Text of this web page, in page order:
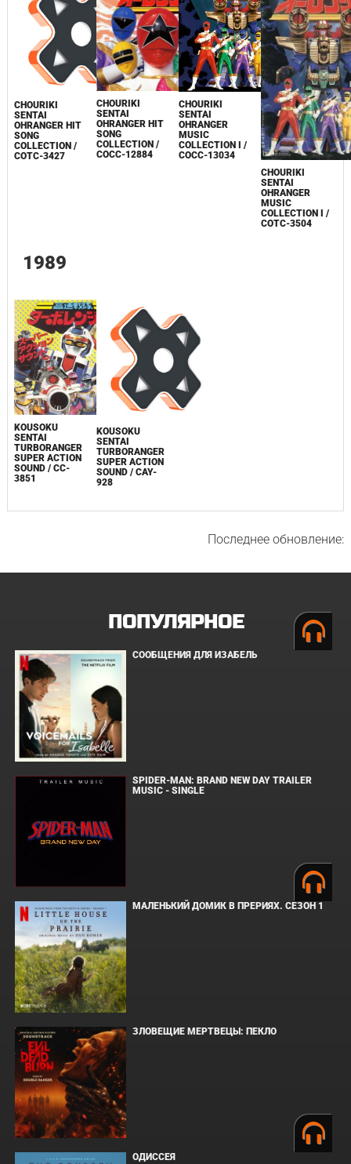
CHOURIKI
SENTAI
OHRANGER HIT
SONG
COLLECTION /
COTC-3427
CHOURIKI
SENTAI
OHRANGER HIT
SONG
COLLECTION /
COCC-12884
CHOURIKI
SENTAI
OHRANGER
MUSIC
COLLECTION I /
COCC-13034
CHOURIKI
SENTAI
OHRANGER
MUSIC
COLLECTION I /
COTC-3504
1989
KOUSOKU
SENTAI
TURBORANGER
SUPER ACTION
SOUND / CC-
3851
KOUSOKU
SENTAI
TURBORANGER
SUPER ACTION
SOUND / CAY-
928
Последнее обновление:
ПОПУЛЯРНОЕ
СООБЩЕНИЯ ДЛЯ ИЗАБЕЛЬ
SPIDER-MAN: BRAND NEW DAY TRAILER
MUSIC - SINGLE
МАЛЕНЬКИЙ ДОМИК В ПРЕРИЯХ. СЕЗОН 1
ЗЛОВЕЩИЕ МЕРТВЕЦЫ: ПЕКЛО
ОДИССЕЯ